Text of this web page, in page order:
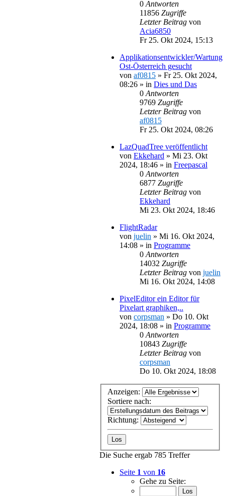
0 Antworten
11856 Zugriffe
Letzter Beitrag von
Acia6850
Fr 25. Okt 2024, 15:13
Applikationsentwickler/Wartung
Ost-Österreich gesucht
von af0815 » Fr 25. Okt 2024,
08:26 » in Dies und Das
0 Antworten
9769 Zugriffe
Letzter Beitrag von
af0815
Fr 25. Okt 2024, 08:26
LazQuadTree veröffentlicht
von Ekkehard » Mi 23. Okt
2024, 18:46 » in Freepascal
0 Antworten
6877 Zugriffe
Letzter Beitrag von
Ekkehard
Mi 23. Okt 2024, 18:46
FlightRadar
von juelin » Mi 16. Okt 2024,
14:08 » in Programme
0 Antworten
14032 Zugriffe
Letzter Beitrag von juelin
Mi 16. Okt 2024, 14:08
PixelEditor ein Editor für
Pixelart graphiken,..
von corpsman » Do 10. Okt
2024, 18:08 » in Programme
0 Antworten
10843 Zugriffe
Letzter Beitrag von
corpsman
Do 10. Okt 2024, 18:08
Anzeigen:
Sortiere nach:
Richtung:
Die Suche ergab 785 Treffer
Seite 1 von 16
Gehe zu Seite: